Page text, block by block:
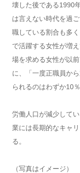
壊した後である1990
は言えない時代を過
職している割合も多
で活躍する女性が増
場を求める女性が以
に、「一度正職員か
られるのはわずか10
労働人口が減少して
業には長期的なキャ
る。
（写真はイメージ）